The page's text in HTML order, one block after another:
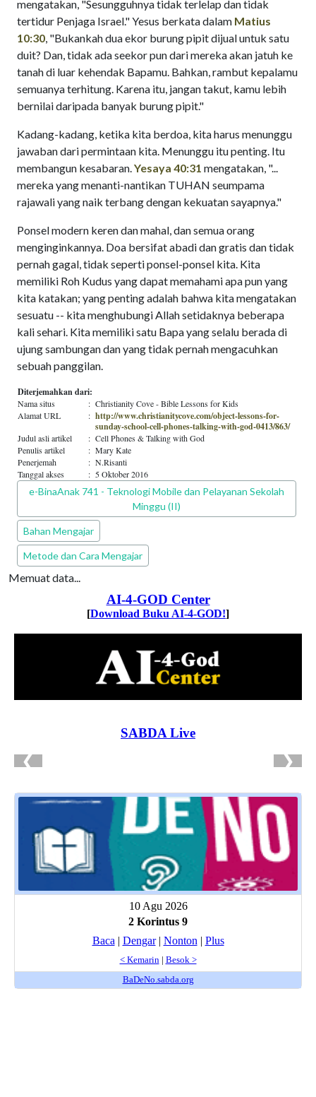
mengatakan, "Sesungguhnya tidak terlelap dan tidak
tertidur Penjaga Israel." Yesus berkata dalam Matius
10:30, "Bukankah dua ekor burung pipit dijual untuk satu
duit? Dan, tidak ada seekor pun dari mereka akan jatuh ke
tanah di luar kehendak Bapamu. Bahkan, rambut kepalamu
semuanya terhitung. Karena itu, jangan takut, kamu lebih
bernilai daripada banyak burung pipit."
Kadang-kadang, ketika kita berdoa, kita harus menunggu
jawaban dari permintaan kita. Menunggu itu penting. Itu
membangun kesabaran.Yesaya 40:31 mengatakan, "...
mereka yang menanti-nantikan TUHAN seumpama
rajawali yang naik terbang dengan kekuatan sayapnya."
Ponsel modern keren dan mahal, dan semua orang
menginginkannya. Doa bersifat abadi dan gratis dan tidak
pernah gagal, tidak seperti ponsel-ponsel kita. Kita
memiliki Roh Kudus yang dapat memahami apa pun yang
kita katakan; yang penting adalah bahwa kita mengatakan
sesuatu -- kita menghubungi Allah setidaknya beberapa
kali sehari. Kita memiliki satu Bapa yang selalu berada di
ujung sambungan dan yang tidak pernah mengacuhkan
sebuah panggilan.
Diterjemahkan dari:
Nama situs : Christianity Cove - Bible Lessons for Kids
Alamat URL
: http://www.christianitycove.com/object-lessons-for-
sunday-school-cell-phones-talking-with-god-0413/863/
Judul asli artikel : Cell Phones & Talking with God
Penulis artikel
: Mary Kate
Penerjemah
: N.Risanti
Tanggal akses
: 5 Oktober 2016
Edisi PEPAK
e-BinaAnak 741 - Teknologi Mobile dan Pelayanan Sekolah
Minggu (II)
Jenis Bahan PEPAK
Bahan Mengajar
Kategori Bahan PEPAK
Metode dan Cara Mengajar
Memuat data...